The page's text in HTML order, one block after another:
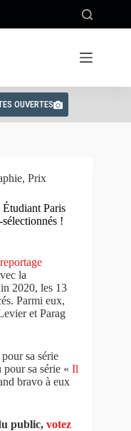
OUVERTES
, Prix
Paris
!
la
2020, les 13
Parmi eux,
et Parag
sa série
pour sa série « Il
bravo à eux
public, votez